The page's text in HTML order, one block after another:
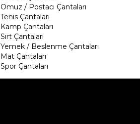
Omuz / Postacı Çantaları
Tenis Çantaları
Kamp Çantaları
Sırt Çantaları
Yemek / Beslenme Çantaları
Mat Çantaları
Spor Çantaları